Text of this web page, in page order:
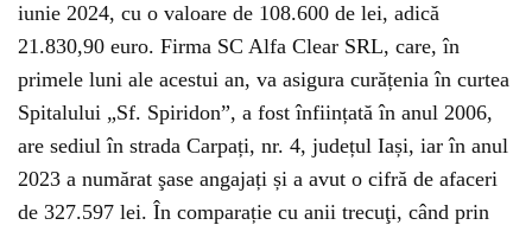
iunie 2024, cu o valoare de 108.600 de lei, adică
21.830,90 euro. Firma SC Alfa Clear SRL, care, în
primele luni ale acestui an, va asigura curățenia în curtea
Spitalului „Sf. Spiridon”, a fost înființată în anul 2006,
are sediul în strada Carpați, nr. 4, județul Iași, iar în anul
2023 a numărat şase angajați și a avut o cifră de afaceri
de 327.597 lei. În comparație cu anii trecuţi, când prin